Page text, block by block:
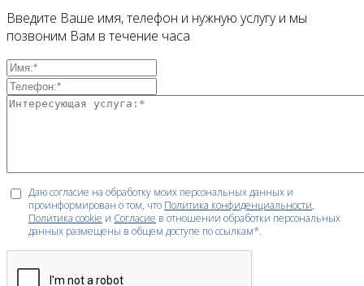
Введите Ваше имя, телефон и нужную услугу и мы
позвоним Вам в течение часа
Даю согласие на обработку моих персональных данных и
проинформирован о том, что Политика конфиденциальности,
Политика cookie и Согласие в отношении обработки персональных
данных размещены в общем доступе по ссылкам*.